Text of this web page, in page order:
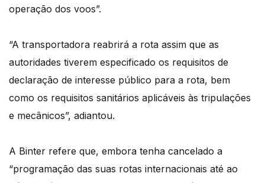
operação dos voos”.
“A transportadora reabrirá a rota assim que as
autoridades tiverem especificado os requisitos de
declaração de interesse público para a rota, bem
como os requisitos sanitários aplicáveis às tripulações
e mecânicos”, adiantou.
A Binter refere que, embora tenha cancelado a
“programação das suas rotas internacionais até ao